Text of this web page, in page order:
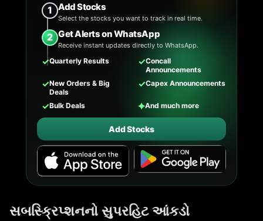
1 Add Stocks
Select the stocks you want to track in real time.
2 Get Alerts on WhatsApp
Receive instant updates directly to WhatsApp.
✓Quarterly Results ✓Concall
Announcements
✓New Orders & Big
Deals
✓Capex Announcements
✓Bulk Deals ✦And much more
Add Stocks
સબસ્ક્રિપ્શનનો સુપરહિટ આંકડો